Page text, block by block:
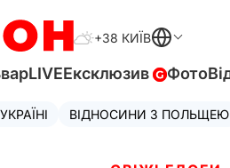
+38 КИЇВ
LIVEЕксклюзив Фото
ВІДНОСИНИ З ПОЛЬЩЕЮ